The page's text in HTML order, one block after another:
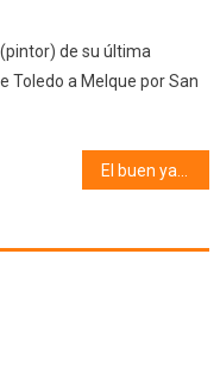
de su última
Toledo a Melque por San